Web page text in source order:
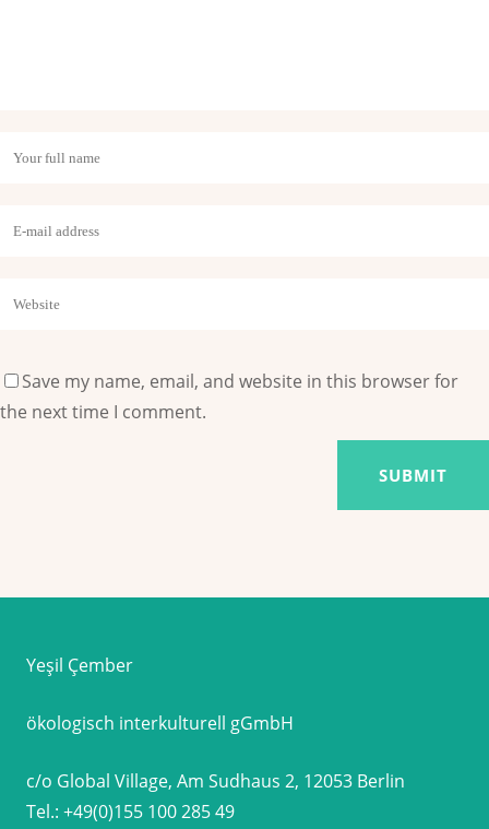
Save my name, email, and website in this browser for
the next time I comment.
Yeşil Çember
ökologisch interkulturell gGmbH
c/o Global Village, Am Sudhaus 2, 12053 Berlin
Tel.: +49(0)155 100 285 49